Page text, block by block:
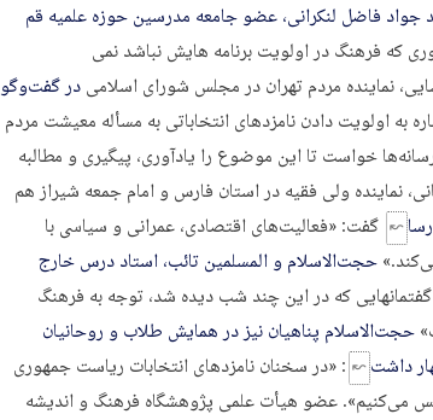
فاضل لنکرانی، عضو جامعه مدرسین حوزه علمیه قم
که فرهنگ در اولویت برنامه هایش نباشد نمی
نماینده مردم تهران در مجلس شورای اسلامیدر گفت‌وگو
به اولویت دادن نامزدهای انتخاباتی به مسأله معیشت مردم
خواست تا این موضوع را یادآوری، پیگیری و مطالبه
نماینده ولی فقیه در استان فارس و امام جمعه شیراز هم
گفت: «فعالیت‌های اقتصادی، عمرانی و سیاسی با
حجت‌الاسلام و المسلمین تائب، استاد درس خارج
که در این چند شب دیده شد، توجه به فرهنگ
حجت‌الاسلام پناهیان نیز در همایش طلاب و روحانیان
داشت
: «در سخنان نامزدهای انتخابات ریاست جمهوری
می‌کنیم». عضو هیأت علمی پژوهشگاه فرهنگ و اندیشه